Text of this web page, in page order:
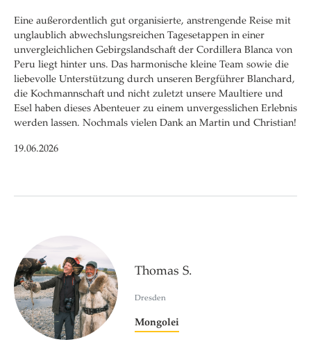
Eine außerordentlich gut organisierte, anstrengende Reise mit
unglaublich abwechslungsreichen Tagesetappen in einer
unvergleichlichen Gebirgslandschaft der Cordillera Blanca von
Peru liegt hinter uns. Das harmonische kleine Team sowie die
liebevolle Unterstützung durch unseren Bergführer Blanchard,
die Kochmannschaft und nicht zuletzt unsere Maultiere und
Esel haben dieses Abenteuer zu einem unvergesslichen Erlebnis
werden lassen. Nochmals vielen Dank an Martin und Christian!
19.06.2026
Thomas S.
Dresden
Mongolei